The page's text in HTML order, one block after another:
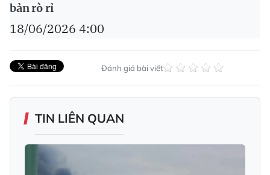
bản rò rỉ
18/06/2026 4:00
Đánh giá bài viết
TIN LIÊN QUAN